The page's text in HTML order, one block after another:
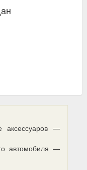
аксессуаров —
автомобиля —